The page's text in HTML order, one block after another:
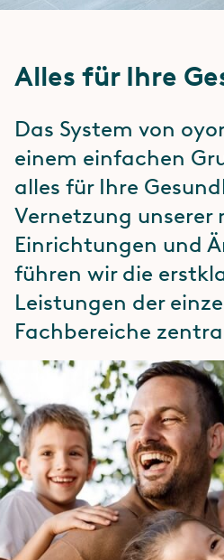
Alles für Ihre
Das System von
einem einfachen
alles für Ihre
Vernetzung unserer
Einrichtungen und
führen wir die
Leistungen der
Fachbereiche